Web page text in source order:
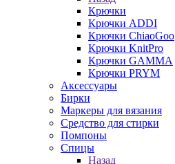
Крючки
Крючки ADDI
Крючки ChiaoGoo
Крючки KnitPro
Крючки GAMMA
Крючки PRYM
Аксессуары
Бирки
Маркеры для вязания
Средство для стирки
Помпоны
Спицы
Назад